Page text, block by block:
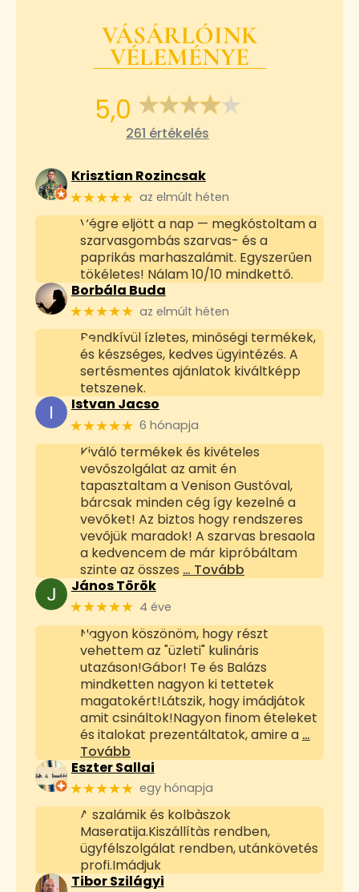
VÁSÁRLÓINK
VÉLEMÉNYE
5,0
261 értékelés
Krisztian Rozincsak
★★★★★ az elmúlt héten
Végre eljött a nap — megkóstoltam a
szarvasgombás szarvas- és a
paprikás marhaszalámit. Egyszerűen
tökéletes! Nálam 10/10 mindkettő.
Borbála Buda
★★★★★ az elmúlt héten
Rendkívül ízletes, minőségi termékek,
és készséges, kedves ügyintézés. A
sertésmentes ajánlatok kiváltképp
tetszenek.
Istvan Jacso
★★★★★ 6 hónapja
Kiváló termékek és kivételes
vevőszolgálat az amit én
tapasztaltam a Venison Gustóval,
bárcsak minden cég így kezelné a
vevőket! Az biztos hogy rendszeres
vevőjük maradok! A szarvas bresaola
a kedvencem de már kipróbáltam
szinte az összes … Tovább
János Török
★★★★★ 4 éve
Nagyon köszönöm, hogy részt
vehettem az "üzleti" kulináris
utazáson!Gábor! Te és Balázs
mindketten nagyon ki tettetek
magatokért!Látszik, hogy imádjátok
amit csináltok!Nagyon finom ételeket
és italokat prezentáltatok, amire a …
Tovább
Eszter Sallai
★★★★★ egy hónapja
A szalámik és kolbàszok
Maseratija.Kiszállítàs rendben,
ügyfélszolgálat rendben, utánkövetés
profi.Imádjuk
Tibor Szilágyi